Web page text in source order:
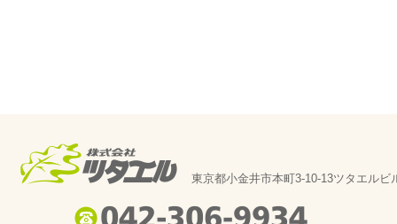
東京都小金井市本町3-10-13ツタエルビ